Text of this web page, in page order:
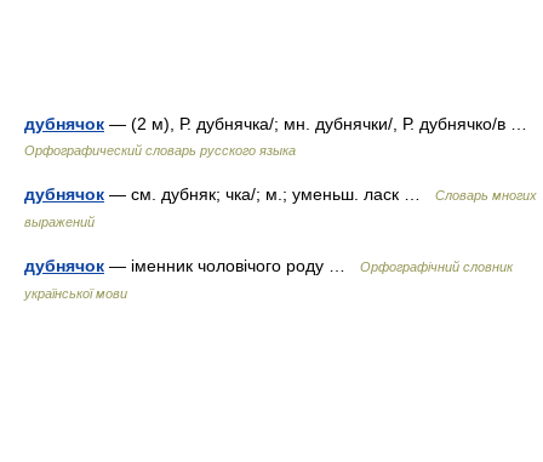
дубнячок — (2 м), Р. дубнячка/; мн. дубнячки/, Р. дубнячко/в …
Орфографический словарь русского языка
дубнячок — см. дубняк; чка/; м.; уменьш. ласк …
Словарь многих
выражений
дубнячок — іменник чоловічого роду …
Орфографічний словник
української мови